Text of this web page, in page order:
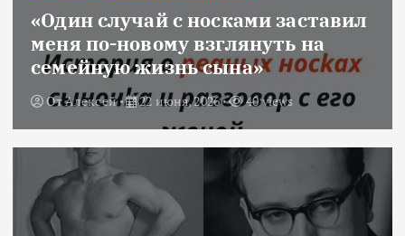
«Один случай с носками заставил
меня по-новому взглянуть на
семейную жизнь сына»
ОтАлексей 22 июня, 2026 40 views